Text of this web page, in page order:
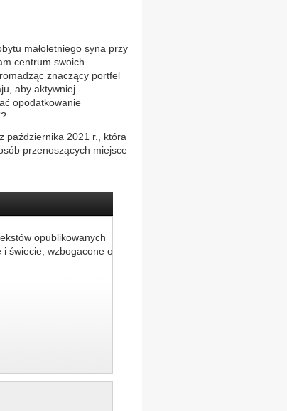
małoletniego syna przy
centrum swoich
znaczący portfel
aby aktywniej
opodatkowanie
października 2021 r., która
przenoszących miejsce
opublikowanych
i świecie, wzbogacone o